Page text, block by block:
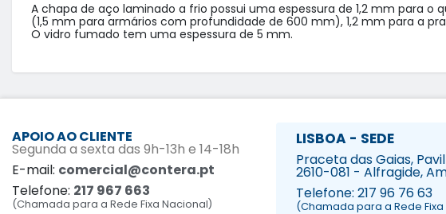
A chapa de aço laminado a frio possui uma espessura de 1,2 mm para
(1,5 mm para armários com profundidade de 600 mm), 1,2 mm para a
O vidro fumado tem uma espessura de 5 mm.
APOIO AO CLIENTE
Segunda a sexta das 9h-13h e 14-18h
E-mail: comercial@contera.pt
Telefone: 217 967 663
(Chamada para a Rede Fixa Nacional)
LISBOA - SEDE
Praceta das Gaias,
2610-081 - Alfragide,
Telefone: 217 96 76 63
(Chamada para a Rede